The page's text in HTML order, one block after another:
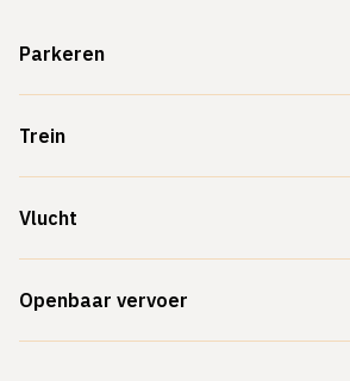
Parkeren
Trein
Vlucht
Openbaar vervoer